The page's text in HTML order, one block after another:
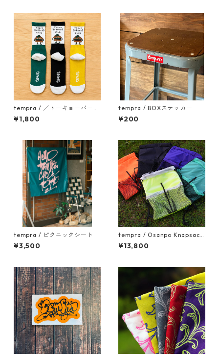
tempra / ／トーキョーバーガ
ーズクラブ ソックス
¥1,800
tempra / BOXステッカー
¥200
tempra / ピクニックシート
¥3,500
tempra / Osanpo Knapsack
2 (オサンポナップサック2)
¥13,800